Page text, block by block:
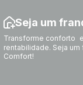
Seja um
Transforme conforto
rentabilidade. Seja um
Comfort!